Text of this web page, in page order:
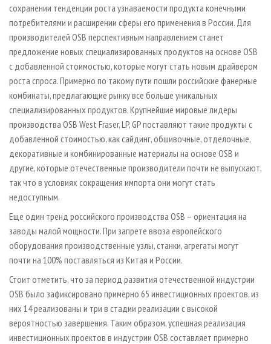
сохранении тенденции роста узнаваемости продукта конечными
потребителями и расширении сферы его применения в России. Для
производителей OSB перспективным направлением станет
предложение новых специализированных продуктов на основе OSB
с добавленной стоимостью, которые могут стать новым драйвером
роста спроса. Примерно по такому пути пошли российские фанерные
комбинаты, предлагающие рынку все больше уникальных
специализированных продуктов. Крупнейшие мировые лидеры
производства OSB West Fraser, LP, GP поставляют такие продукты с
добавленной стоимостью, как сайдинг, обшивочные, отделочные,
декоративные и комбинированные материалы на основе OSB и
другие, которые отечественные производители почти не выпускают,
так что в условиях сокращения импорта они могут стать
недоступным.
Еще один тренд российского производства OSB – ориентация на
заводы малой мощности. При запрете ввоза европейского
оборудования производственные узлы, станки, агрегаты могут
почти на 100% поставляться из Китая и России.
Стоит отметить, что за период развития отечественной индустрии
OSB было зафиксировано примерно 65 инвестиционных проектов, из
них 14 реализованы и три в стадии реализации с высокой
вероятностью завершения. Таким образом, успешная реализация
инвестиционных проектов в индустрии OSB составляет примерно